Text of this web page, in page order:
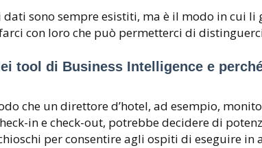
dati sono sempre esistiti, ma è il modo in cui li
con loro che può permetterci di
tool di Business Intelligence e
che un direttore d’hotel, ad esempio,
in e check-out, potrebbe decidere di
per consentire agli ospiti di eseguire in